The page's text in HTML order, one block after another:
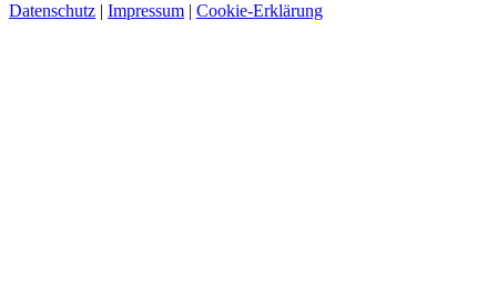
Datenschutz | Impressum | Cookie-Erklärung